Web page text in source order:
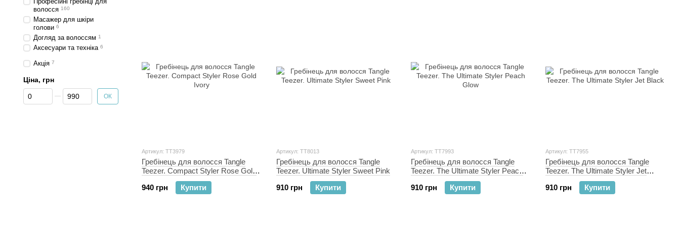
Артикул: TT3979
Гребінець для волосся Tangle
Teezer. Compact Styler Rose Gold
940 грн
Купити
Артикул: TT8013
Гребінець для волосся Tangle
Teezer. Ultimate Styler Sweet Pink
910 грн
Купити
Артикул: TT7993
Гребінець для волосся Tangle
Teezer. The Ultimate Styler Peach
910 грн
Купити
Артикул: TT7955
Гребінець для волосся Tangle
Teezer. The Ultimate Styler Jet
910 грн
Купити
волосся 160
Масажер для шкіри
голови 6
Догляд за волоссям 1
Аксесуари та техніка 6
Акція 7
Ціна, грн
Від Ціна, грн
До Ціна, грн ОК